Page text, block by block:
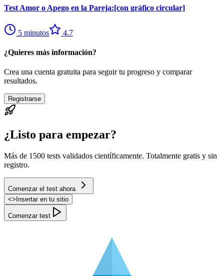
Test Amor o Apego en la Pareja:[con gráfico circular]
5 minutos 4.7
¿Quieres más información?
Crea una cuenta gratuita para seguir tu progreso y comparar
resultados.
Registrarse
¿Listo para empezar?
Más de 1500 tests validados científicamente. Totalmente gratis y sin
registro.
Comenzar el test ahora
<> Insertar en tu sitio
Comenzar test